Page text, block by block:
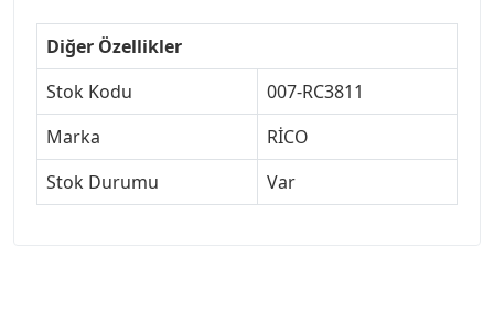
Diğer Özellikler
Stok Kodu
007-RC3811
Marka
RİCO
Stok Durumu
Var